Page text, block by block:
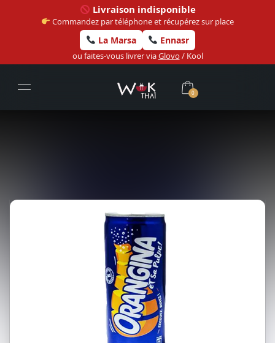
Livraison indisponible
Commandez par téléphone et récupérez sur place
La Marsa Ennasr
ou faites-vous livrer viaGlovo/ Kool
0